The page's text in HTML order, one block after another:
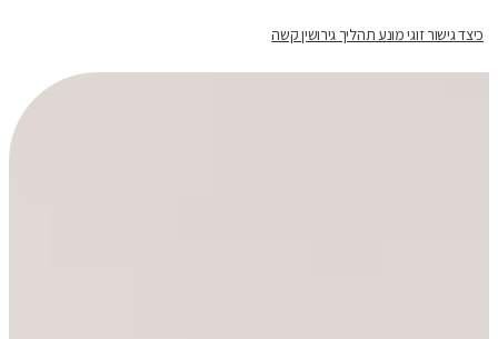
כיצד גישור זוגי מונע תהליך גירושין קשה